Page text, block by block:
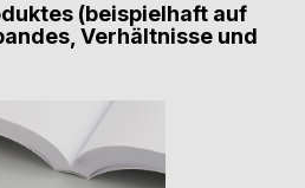
(beispielhaft auf
Verhältnisse und